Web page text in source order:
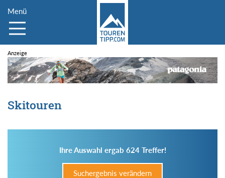
Menü
Skitouren
Ihre Auswahl ergab 624 Treffer!
Suchergebnis verändern